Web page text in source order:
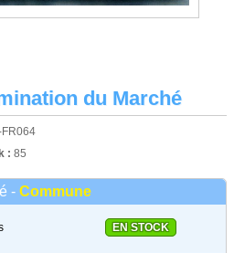
du Marché
: 85
- Commune
EN STOCK